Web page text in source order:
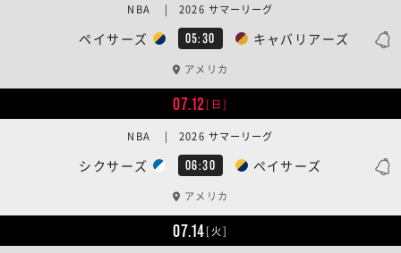
ペイサーズ 05:30 キャバリアーズ
NBA | 2026 サマーリーグ
アメリカ
07.12[日]
シクサーズ 06:30 ペイサーズ
NBA | 2026 サマーリーグ
アメリカ
07.14[火]